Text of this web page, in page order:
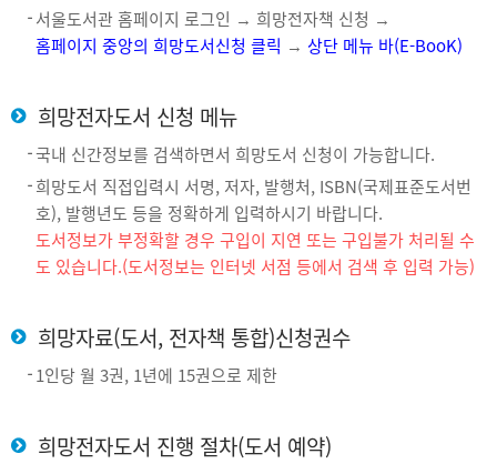
서울도서관 홈페이지 로그인 → 희망전자책 신청 →
홈페이지 중앙의 희망도서신청 클릭 → 상단 메뉴 바(E-BooK)
희망전자도서 신청 메뉴
국내 신간정보를 검색하면서 희망도서 신청이 가능합니다.
희망도서 직접입력시 서명, 저자, 발행처, ISBN(국제표준도서번
호), 발행년도 등을 정확하게 입력하시기 바랍니다.
도서정보가 부정확할 경우 구입이 지연 또는 구입불가 처리될 수
도 있습니다.(도서정보는 인터넷 서점 등에서 검색 후 입력 가능)
희망자료(도서, 전자책 통합)신청권수
1인당 월 3권, 1년에 15권으로 제한
희망전자도서 진행 절차(도서 예약)